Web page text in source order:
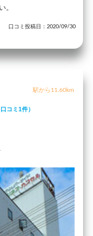
。
口コミ投稿日：2020/09/30
駅から11.60km
口コミ1件）